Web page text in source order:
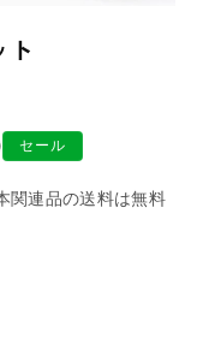
セール
関連品の送料は無料